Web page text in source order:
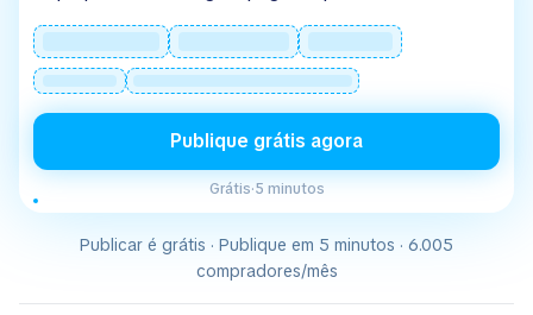
Publique grátis agora
Grátis·5 minutos
Publicar é grátis · Publique em 5 minutos · 6.005
compradores/mês